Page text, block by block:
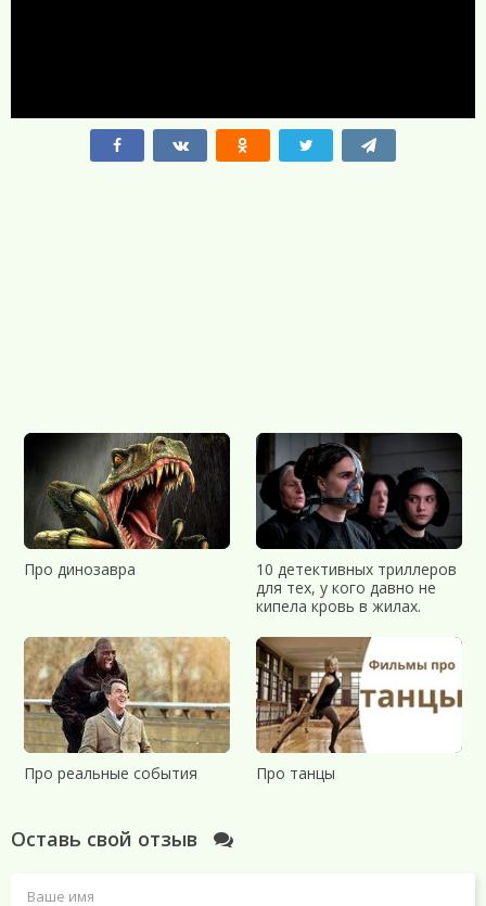
Про динозавра
10 детективных триллеров
для тех, у кого давно не
кипела кровь в жилах.
Про реальные события Про танцы
Оставь свой отзыв